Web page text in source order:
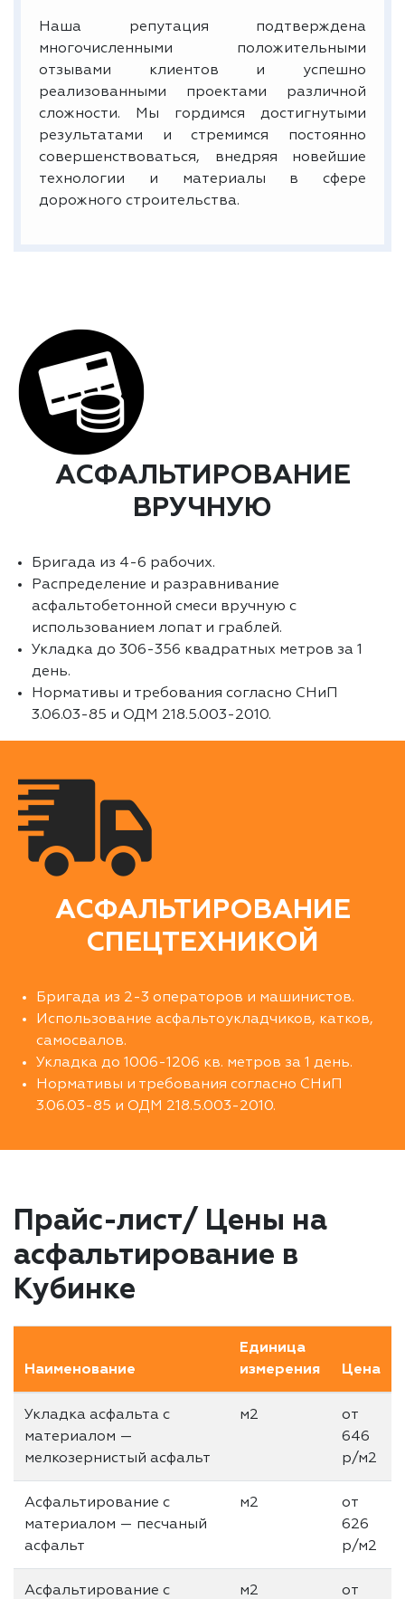
Наша репутация подтверждена
многочисленными положительными
отзывами клиентов и успешно
реализованными проектами различной
сложности. Мы гордимся достигнутыми
результатами и стремимся постоянно
совершенствоваться, внедряя новейшие
технологии и материалы в сфере
дорожного строительства.
АСФАЛЬТИРОВАНИЕ
ВРУЧНУЮ
Бригада из 4-6 рабочих.
Распределение и разравнивание
асфальтобетонной смеси вручную с
использованием лопат и граблей.
Укладка до 306-356 квадратных метров за 1
день.
Нормативы и требования согласно СНиП
3.06.03-85 и ОДМ 218.5.003-2010.
АСФАЛЬТИРОВАНИЕ
СПЕЦТЕХНИКОЙ
Бригада из 2-3 операторов и машинистов.
Использование асфальтоукладчиков, катков,
самосвалов.
Укладка до 1006-1206 кв. метров за 1 день.
Нормативы и требования согласно СНиП
3.06.03-85 и ОДМ 218.5.003-2010.
Прайс-лист/ Цены на
асфальтирование в
Кубинке
Наименование
Единица
измерения
Цена
Укладка асфальта с
материалом —
мелкозернистый асфальт
м2
от
646
р/м2
Асфальтирование с
материалом — песчаный
асфальт
м2
от
626
р/м2
Асфальтирование с
м2
от